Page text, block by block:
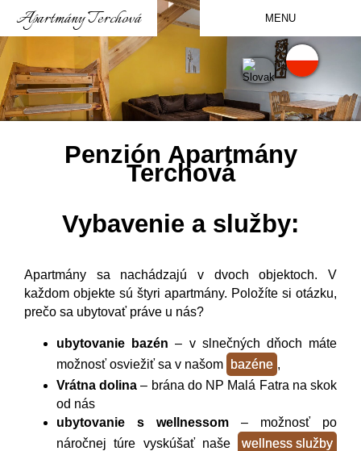
Apartmány Terchová MENU
HOME
PENZIÓN APARTMÁNY
TERCHOVÁ
AKTUÁLNE
REZERVÁCIA
KONTAKTY
Penzión Apartmány
Terchová
Vybavenie a služby:
Apartmány sa nachádzajú v dvoch objektoch. V
každom objekte sú štyri apartmány. Položíte si otázku,
prečo sa ubytovať práve u nás?
ubytovanie bazén – v slnečných dňoch máte
možnosť osviežiť sa v našom
bazéne ,
Vrátna dolina – brána do NP Malá Fatra na skok
od nás
ubytovanie s wellnessom – možnosť po
náročnej túre vyskúšať naše
wellness služby